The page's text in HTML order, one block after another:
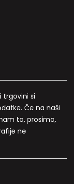
trgovini si
Če na naši
to, prosimo,
ne